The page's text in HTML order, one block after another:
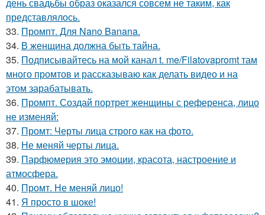
представлялось.
33. Промпт. Для Nano Banana.
34. В женщина должна быть тайна.
35. Подписывайтесь на мой канал t. me/Filatovapromt там
много промтов и рассказываю как делать видео и на
этом зарабатывать.
36. Промпт. Создай портрет женщины с референса, лицо
не изменяй:
37. Промт: Черты лица строго как на фото.
38. Не меняй черты лица.
39. Парфюмерия это эмоции, красота, настроение и
атмосфера.
40. Промт. Не меняй лицо!
41. Я просто в шоке!